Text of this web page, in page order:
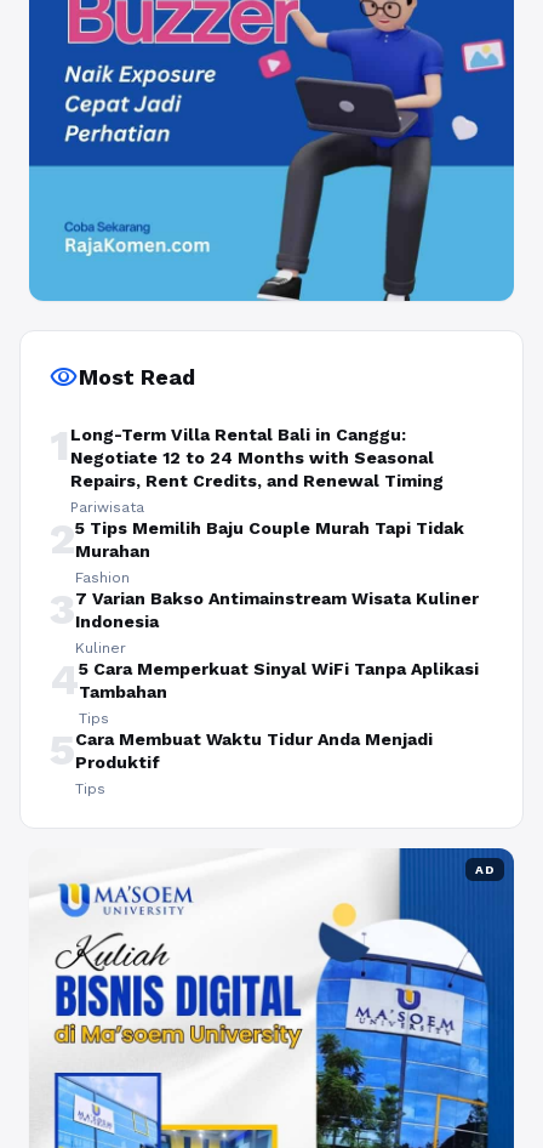
visibilityMost Read
1 Long-Term Villa Rental Bali in Canggu:
Negotiate 12 to 24 Months with Seasonal
Repairs, Rent Credits, and Renewal Timing
Pariwisata
25 Tips Memilih Baju Couple Murah Tapi Tidak
Murahan
Fashion
37 Varian Bakso Antimainstream Wisata Kuliner
Indonesia
Kuliner
45 Cara Memperkuat Sinyal WiFi Tanpa Aplikasi
Tambahan
Tips
5Cara Membuat Waktu Tidur Anda Menjadi
Produktif
Tips
AD